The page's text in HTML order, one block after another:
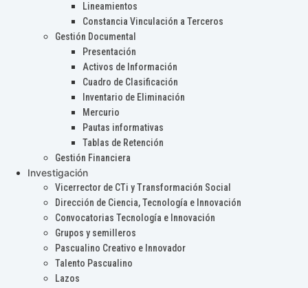
Lineamientos
Constancia Vinculación a Terceros
Gestión Documental
Presentación
Activos de Información
Cuadro de Clasificación
Inventario de Eliminación
Mercurio
Pautas informativas
Tablas de Retención
Gestión Financiera
Investigación
Vicerrector de CTi y Transformación Social
Dirección de Ciencia, Tecnología e Innovación
Convocatorias Tecnología e Innovación
Grupos y semilleros
Pascualino Creativo e Innovador
Talento Pascualino
Lazos